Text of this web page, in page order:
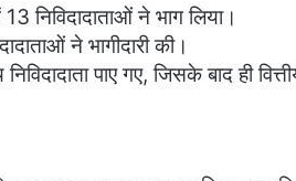
निविदादाताओं ने भाग लिया।
ने भागीदारी की।
पाए गए, जिसके बाद ही